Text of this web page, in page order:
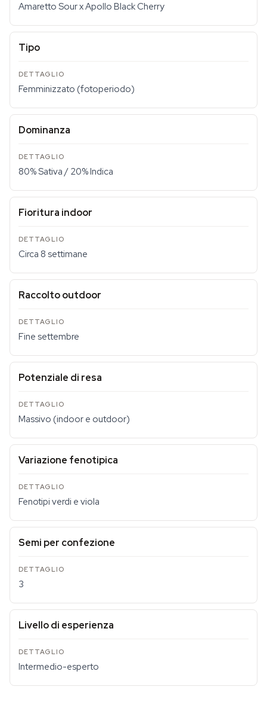
Amaretto Sour x Apollo Black Cherry
Tipo
Femminizzato (fotoperiodo)
Dominanza
80% Sativa / 20% Indica
Fioritura indoor
Circa 8 settimane
Raccolto outdoor
Fine settembre
Potenziale di resa
Massivo (indoor e outdoor)
Variazione fenotipica
Fenotipi verdi e viola
Semi per confezione
3
Livello di esperienza
Intermedio-esperto